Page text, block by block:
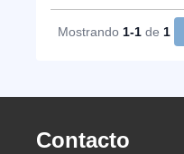
Mostrando 1-1 de 1
Contacto